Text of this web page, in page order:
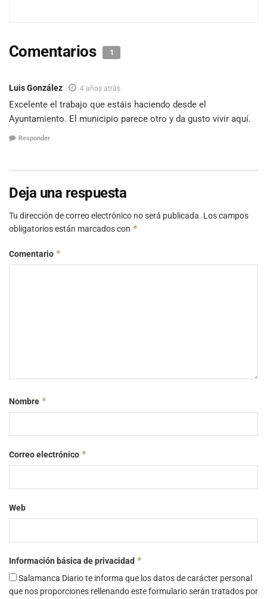
Comentarios 1
Luis González 4 años atrás
Excelente el trabajo que estáis haciendo desde el
Ayuntamiento. El municipio parece otro y da gusto vivir aquí.
Responder
Deja una respuesta
Tu dirección de correo electrónico no será publicada. Los campos
obligatorios están marcados con *
Comentario *
Nombre *
Correo electrónico *
Web
Información básica de privacidad *
Salamanca Diario te informa que los datos de carácter personal
que nos proporciones rellenando este formulario serán tratados por